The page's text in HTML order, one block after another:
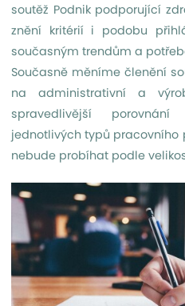
soutěž Podnik podporující
znění kritérií i podobu
současným trendům a
Současně měníme členění
na administrativní a
spravedlivější
jednotlivých typů pracovního
nebude probíhat podle